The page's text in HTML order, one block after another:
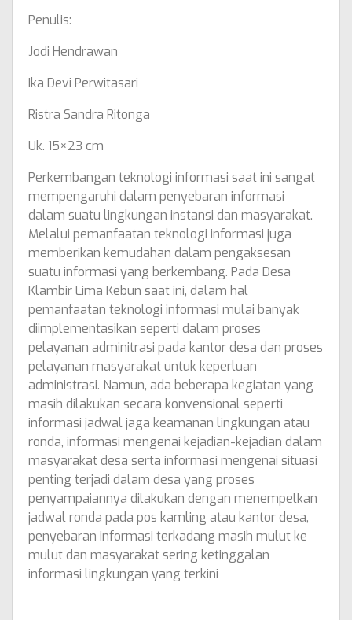
Penulis:
Jodi Hendrawan
Ika Devi Perwitasari
Ristra Sandra Ritonga
Uk. 15×23 cm
Perkembangan teknologi informasi saat ini sangat
mempengaruhi dalam penyebaran informasi
dalam suatu lingkungan instansi dan masyarakat.
Melalui pemanfaatan teknologi informasi juga
memberikan kemudahan dalam pengaksesan
suatu informasi yang berkembang. Pada Desa
Klambir Lima Kebun saat ini, dalam hal
pemanfaatan teknologi informasi mulai banyak
diimplementasikan seperti dalam proses
pelayanan adminitrasi pada kantor desa dan proses
pelayanan masyarakat untuk keperluan
administrasi. Namun, ada beberapa kegiatan yang
masih dilakukan secara konvensional seperti
informasi jadwal jaga keamanan lingkungan atau
ronda, informasi mengenai kejadian-kejadian dalam
masyarakat desa serta informasi mengenai situasi
penting terjadi dalam desa yang proses
penyampaiannya dilakukan dengan menempelkan
jadwal ronda pada pos kamling atau kantor desa,
penyebaran informasi terkadang masih mulut ke
mulut dan masyarakat sering ketinggalan
informasi lingkungan yang terkini